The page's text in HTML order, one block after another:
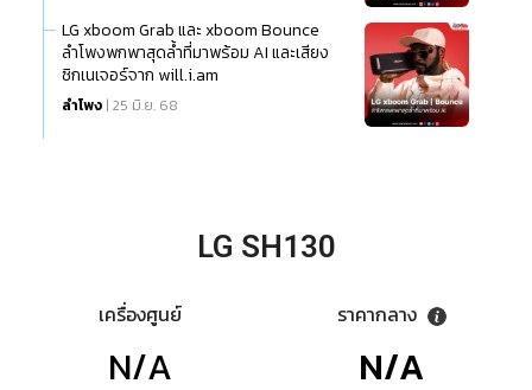
LG xboom Grab และ xboom Bounce
ลำโพงพกพาสุดล้ำที่มาพร้อม AI และเสียง
ซิกเนเจอร์จาก will.i.am
ลำโพง | 25 มิ.ย. 68
LG SH130
เครื่องศูนย์
N/A
ราคากลาง
N/A